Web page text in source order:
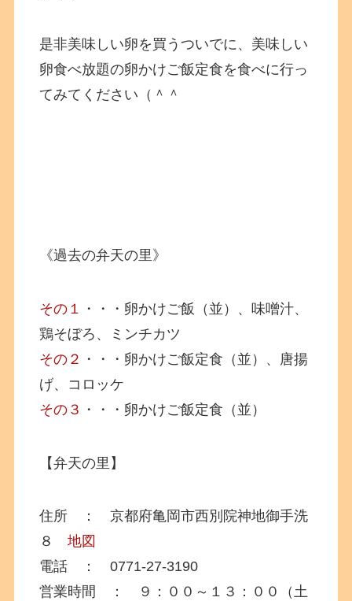
是非美味しい卵を買うついでに、美味しい
卵食べ放題の卵かけご飯定食を食べに行っ
てみてください（＾＾
《過去の弁天の里》
その１ ・・・卵かけご飯（並）、味噌汁、
鶏そぼろ、ミンチカツ
その２ ・・・卵かけご飯定食（並）、唐揚
げ、コロッケ
その３ ・・・卵かけご飯定食（並）
【弁天の里】
住所 ： 京都府亀岡市西別院神地御手洗
８地図
電話 ： 0771-27-3190
営業時間 ： ９：００～１３：００（土